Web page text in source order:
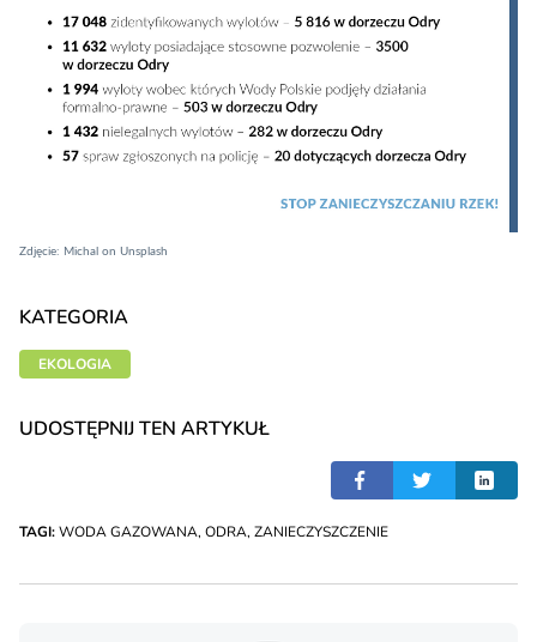
Zdjęcie: Michal on Unsplash
KATEGORIA
EKOLOGIA
UDOSTĘPNIJ TEN ARTYKUŁ
TAGI:WODA GAZOWANA, ODRA, ZANIECZYSZCZENIE